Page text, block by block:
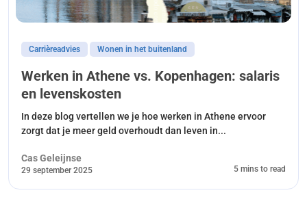
Carrièreadvies Wonen in het buitenland
Werken in Athene vs. Kopenhagen: salaris
en levenskosten
In deze blog vertellen we je hoe werken in Athene ervoor
zorgt dat je meer geld overhoudt dan leven in...
Cas Geleijnse
29 september 2025 5 mins to read